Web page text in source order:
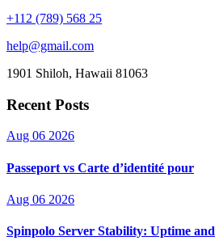
+112 (789) 568 25
help@gmail.com
1901 Shiloh, Hawaii 81063
Recent Posts
Aug 06 2026
Passeport vs Carte d’identité pour
Aug 06 2026
Spinpolo Server Stability: Uptime and